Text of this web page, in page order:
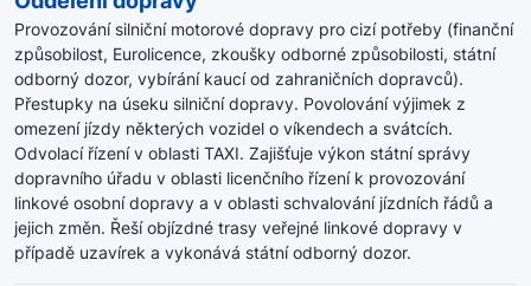
Provozování silniční motorové dopravy pro cizí potřeby (finanční
způsobilost, Eurolicence, zkoušky odborné způsobilosti, státní
odborný dozor, vybírání kaucí od zahraničních dopravců).
Přestupky na úseku silniční dopravy. Povolování výjimek z
omezení jízdy některých vozidel o víkendech a svátcích.
Odvolací řízení v oblasti TAXI. Zajišťuje výkon státní správy
dopravního úřadu v oblasti licenčního řízení k provozování
linkové osobní dopravy a v oblasti schvalování jízdních řádů a
jejich změn. Řeší objízdné trasy veřejné linkové dopravy v
případě uzavírek a vykonává státní odborný dozor.